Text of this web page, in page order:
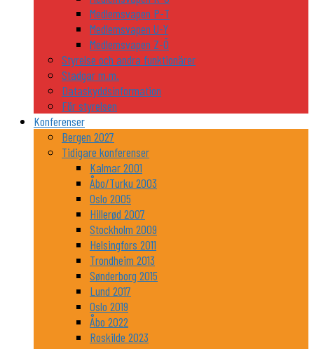
Medlemsvapen P-T
Medlemsvapen U-Y
Medlemsvapen Z-Ö
Styrelse och andra funktionärer
Stadgar m.m.
Dataskyddsinformation
För styrelsen
Konferenser
Bergen 2027
Tidigare konferenser
Kalmar 2001
Åbo/Turku 2003
Oslo 2005
Hillerød 2007
Stockholm 2009
Helsingfors 2011
Trondheim 2013
Sønderborg 2015
Lund 2017
Oslo 2019
Åbo 2022
Roskilde 2023